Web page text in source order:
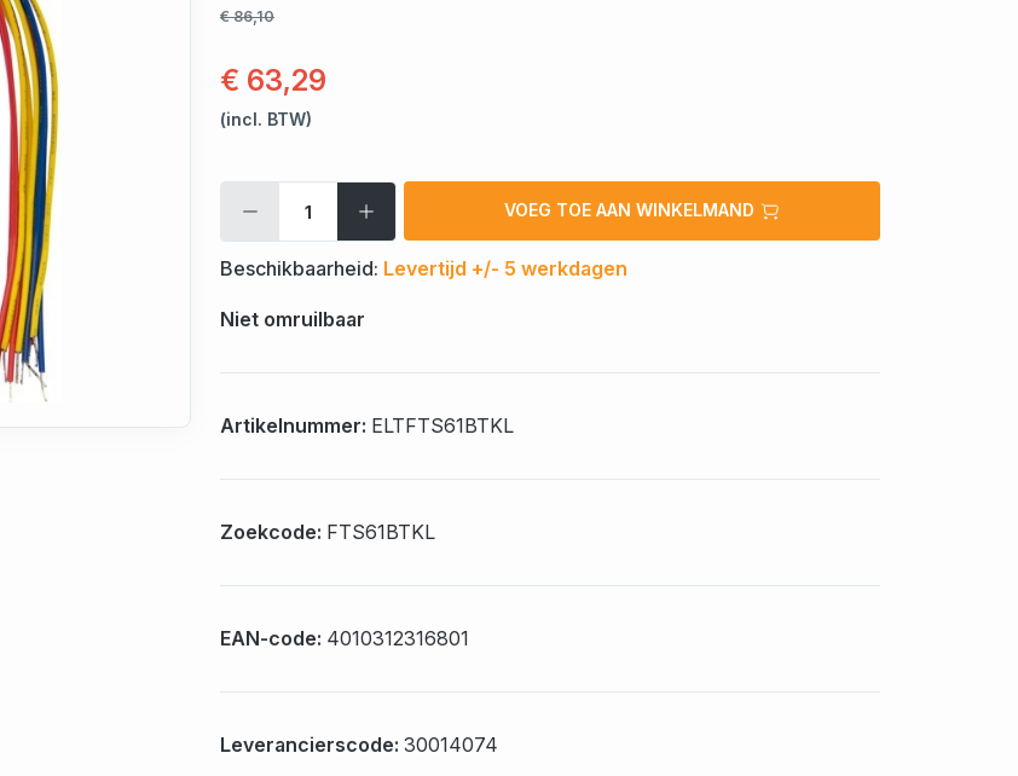
€ 86,10
€ 63,29
(incl. BTW)
VOEG TOE AAN WINKELMAND
Beschikbaarheid: Levertijd +/- 5 werkdagen
Niet omruilbaar
Artikelnummer: ELTFTS61BTKL
Zoekcode: FTS61BTKL
EAN-code: 4010312316801
Leverancierscode: 30014074